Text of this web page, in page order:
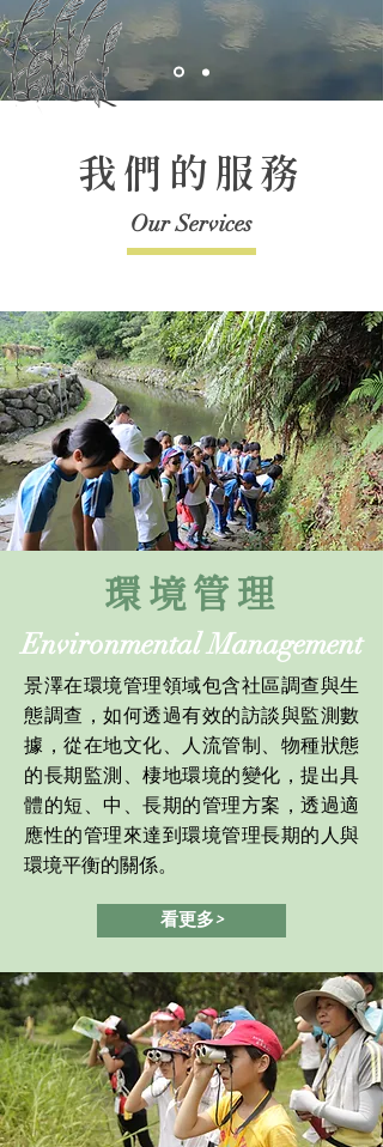
我們的服務
​Our Services
​環境管理
Environmental Management
景澤在環境管理領域包含社區調查與生
態調查，如何透過有效的訪談與監測數
據，從在地文化、人流管制、物種狀態
的長期監測、棲地環境的變化，提出具
體的短、中、長期的管理方案，透過適
應性的管理來達到環境管理長期的人與
環境平衡的關係。
看更多>